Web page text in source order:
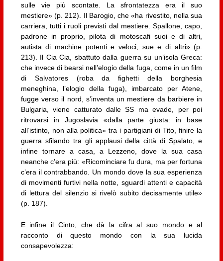
sulle vie più scontate. La sfrontatezza era il suo
mestiere» (p. 212). Il Barogio, che «ha rivestito, nella sua
carriera, tutti i ruoli previsti dal mestiere. Spallone, capo,
padrone in proprio, pilota di motoscafi suoi e di altri,
autista di machine potenti e veloci, sue e di altri» (p.
213). Il Cia Cia, sbattuto dalla guerra su un’isola Greca:
che invece di bearsi nell’elogio della fuga, come in un film
di Salvatores (roba da fighetti della borghesia
meneghina, l’elogio della fuga), imbarcato per Atene,
fugge verso il nord, s’inventa un mestiere da barbiere in
Bulgaria, viene catturato dalle SS ma evade, per poi
ritrovarsi in Jugoslavia «dalla parte giusta: in base
all’istinto, non alla politica» tra i partigiani di Tito, finire la
guerra sfilando tra gli applausi della città di Spalato, e
infine tornare a casa, a Lezzeno, dove la sua casa
neanche c’era più: «Ricominciare fu dura, ma per fortuna
c’era il contrabbando. Un mondo dove la sua esperienza
di movimenti furtivi nella notte, sguardi attenti e capacità
di lettura del silenzio si rivelò subito decisamente utile»
(p. 187).
E infine il Cinto, che dà la cifra al suo mondo e al
racconto di questo mondo con la sua lucida
consapevolezza: